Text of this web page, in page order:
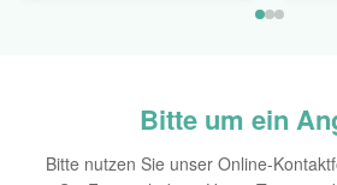
Bitte um ein
Bitte nutzen Sie unser Online-